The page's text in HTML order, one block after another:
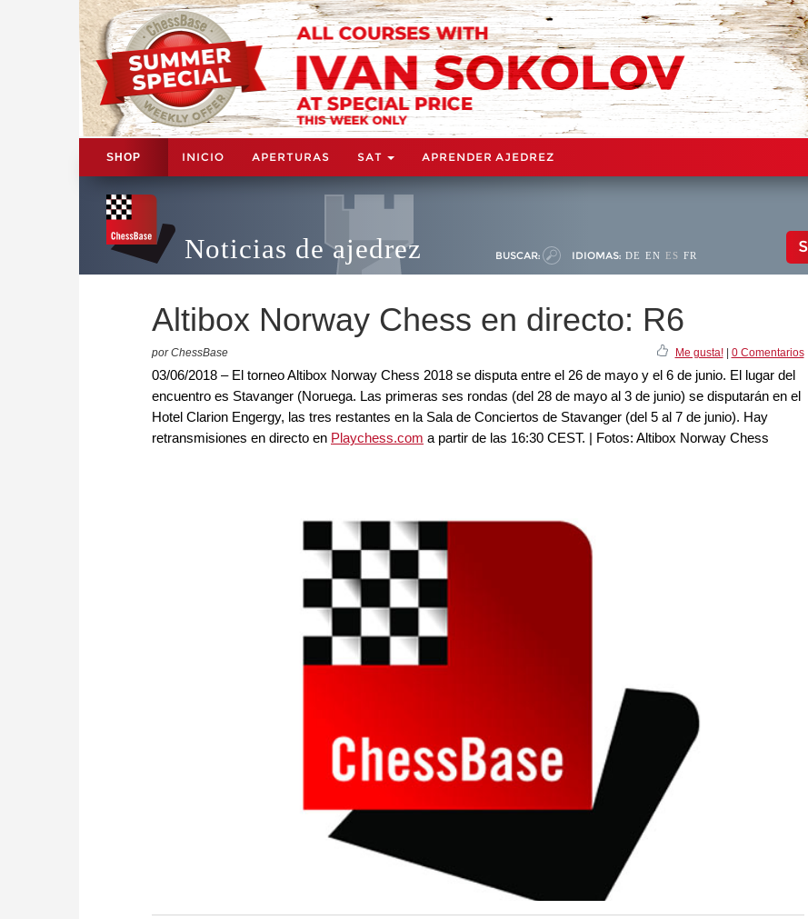
SHOP INICIO APERTURAS SAT APRENDER AJEDREZ
Noticias de ajedrez BUSCAR: IDIOMAS: DE EN ES FR
Altibox Norway Chess en directo: R6
por ChessBase Me gusta!| 0 Comentarios
03/06/2018 – El torneo Altibox Norway Chess 2018 se disputa entre el 26 de mayo y el 6 de junio. El lugar del
encuentro es Stavanger (Noruega. Las primeras ses rondas (del 28 de mayo al 3 de junio) se disputarán en el
Hotel Clarion Engergy, las tres restantes en la Sala de Conciertos de Stavanger (del 5 al 7 de junio). Hay
retransmisiones en directo en Playchess.com a partir de las 16:30 CEST. | Fotos: Altibox Norway Chess